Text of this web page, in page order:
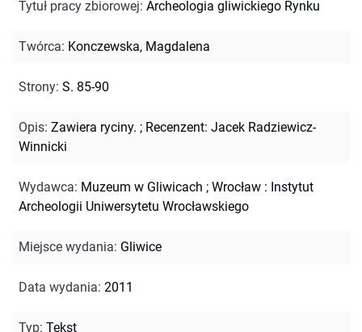
Tytuł pracy zbiorowej: Archeologia gliwickiego Rynku
Twórca: Konczewska, Magdalena
Strony: S. 85-90
Opis: Zawiera ryciny. ; Recenzent: Jacek Radziewicz-
Winnicki
Wydawca: Muzeum w Gliwicach ; Wrocław : Instytut
Archeologii Uniwersytetu Wrocławskiego
Miejsce wydania: Gliwice
Data wydania: 2011
Typ: Tekst